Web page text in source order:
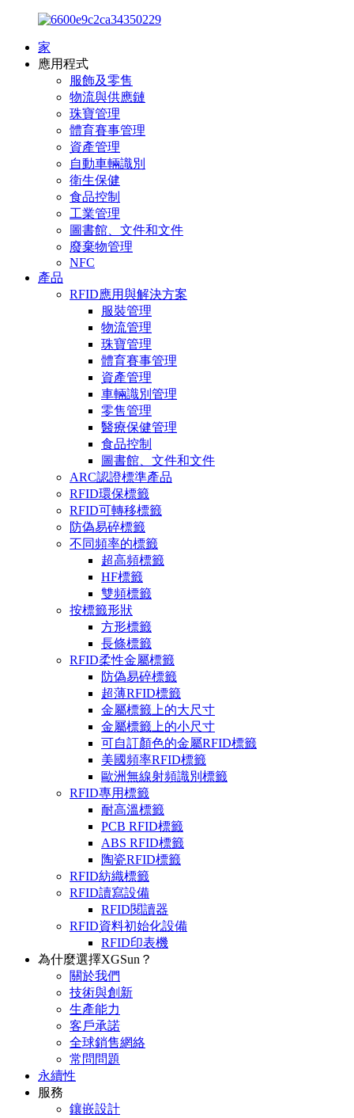
家
應用程式
服飾及零售
物流與供應鏈
珠寶管理
體育賽事管理
資產管理
自動車輛識別
衛生保健
食品控制
工業管理
圖書館、文件和文件
廢棄物管理
NFC
產品
RFID應用與解決方案
服裝管理
物流管理
珠寶管理
體育賽事管理
資產管理
車輛識別管理
零售管理
醫療保健管理
食品控制
圖書館、文件和文件
ARC認證標準產品
RFID環保標籤
RFID可轉移標籤
防偽易碎標籤
不同頻率的標籤
超高頻標籤
HF標籤
雙頻標籤
按標籤形狀
方形標籤
長條標籤
RFID柔性金屬標籤
防偽易碎標籤
超薄RFID標籤
金屬標籤上的大尺寸
金屬標籤上的小尺寸
可自訂顏色的金屬RFID標籤
美國頻率RFID標籤
歐洲無線射頻識別標籤
RFID專用標籤
耐高溫標籤
PCB RFID標籤
ABS RFID標籤
陶瓷RFID標籤
RFID紡織標籤
RFID讀寫設備
RFID閱讀器
RFID資料初始化設備
RFID印表機
為什麼選擇XGSun？
關於我們
技術與創新
生產能力
客戶承諾
全球銷售網絡
常問問題
永續性
服務
鑲嵌設計